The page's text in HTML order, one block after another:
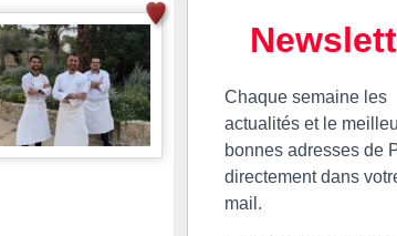
Chaque semaine les
actualités et le
bonnes adresses de
directement dans
mail.